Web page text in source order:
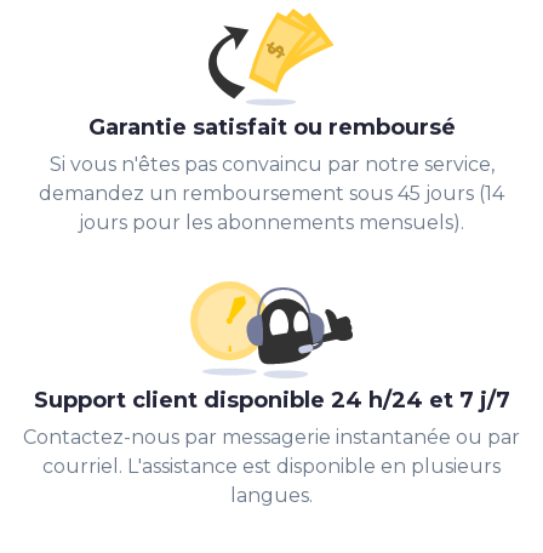
Garantie satisfait ou remboursé
Si vous n'êtes pas convaincu par notre service,
demandez un remboursement sous 45 jours (14
jours pour les abonnements mensuels).
Support client disponible 24 h/24 et 7 j/7
Contactez-nous par messagerie instantanée ou par
courriel. L'assistance est disponible en plusieurs
langues.